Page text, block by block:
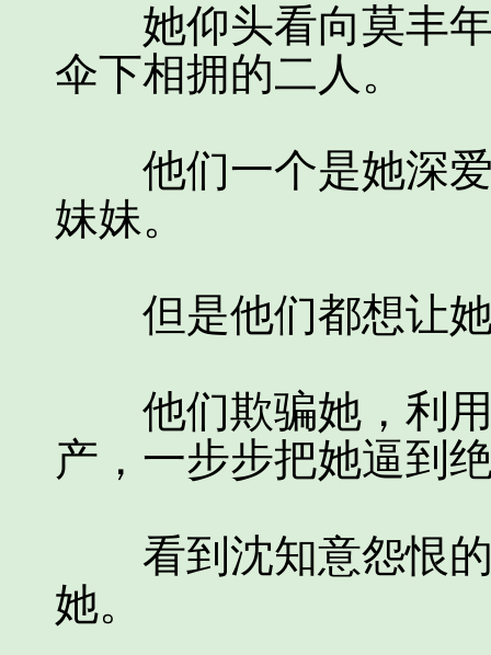
她仰头看向莫丰年
伞下相拥的二人。
他们一个是她深爱
妹妹。
但是他们都想让
他们欺骗她，利用
产，一步步把她逼到
看到沈知意怨恨的
她。